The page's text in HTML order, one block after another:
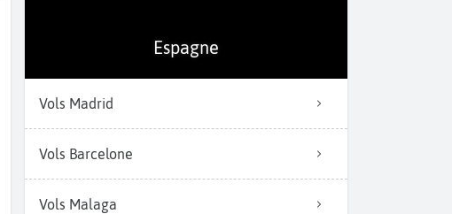
Espagne
Vols Madrid
Vols Barcelone
Vols Malaga